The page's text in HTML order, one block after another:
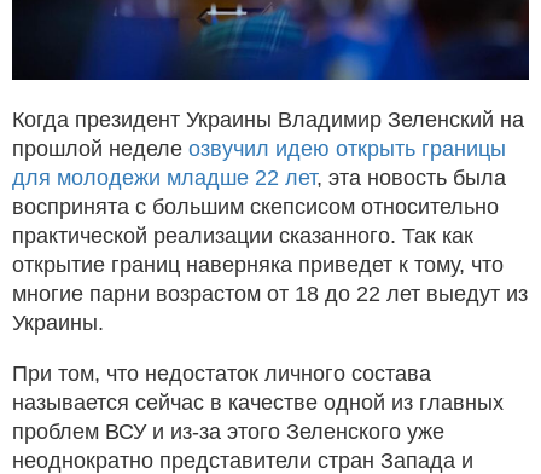
Когда президент Украины Владимир Зеленский на
прошлой неделе озвучил идею открыть границы
для молодежи младше 22 лет, эта новость была
воспринята с большим скепсисом относительно
практической реализации сказанного. Так как
открытие границ наверняка приведет к тому, что
многие парни возрастом от 18 до 22 лет выедут из
Украины.
При том, что недостаток личного состава
называется сейчас в качестве одной из главных
проблем ВСУ и из-за этого Зеленского уже
неоднократно представители стран Запада и